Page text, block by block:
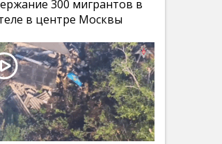
300 мигрантов в
в центре Москвы